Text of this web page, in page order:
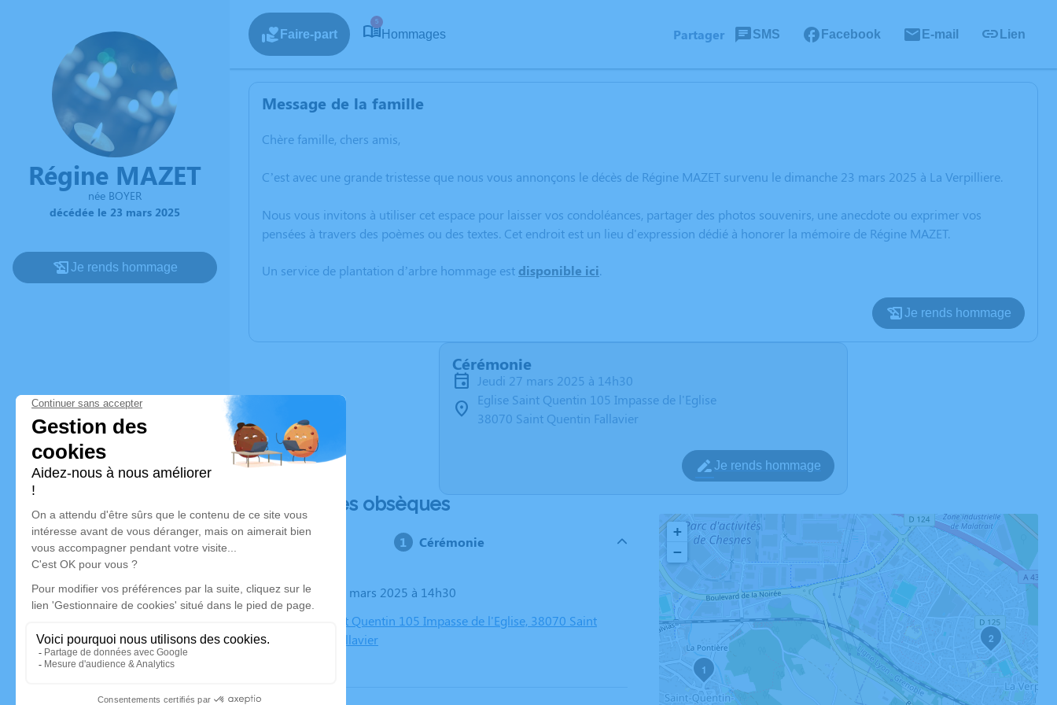
Régine MAZET
née BOYER
décédée le 23 mars 2025
Je rends hommage
Faire-part
5
Hommages Partager SMS Facebook E-mail Lien
Message de la famille
Chère famille, chers amis,
C’est avec une grande tristesse que nous vous annonçons le décès de Régine MAZET survenu le dimanche 23 mars 2025 à La Verpilliere.
Nous vous invitons à utiliser cet espace pour laisser vos condoléances, partager des photos souvenirs, une anecdote ou exprimer vos
pensées à travers des poèmes ou des textes. Cet endroit est un lieu d'expression dédié à honorer la mémoire de Régine MAZET.
Un service de plantation d’arbre hommage est disponible ici.
Je rends hommage
Cérémonie
jeudi 27 mars 2025 à 14h30
Eglise Saint Quentin 105 Impasse de l'Eglise
38070 Saint Quentin Fallavier
Je rends hommage
Déroulé des obsèques
Cérémonie
Le jeudi 27 mars 2025 à 14h30
Eglise Saint Quentin 105 Impasse de l'Eglise, 38070 Saint
Quentin Fallavier
1
2
+
−